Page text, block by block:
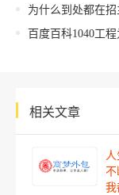
为什么到处都在招主播（为什么直播公
百度百科1040工程为什么保密，1040国家二级保
相关文章
不
我